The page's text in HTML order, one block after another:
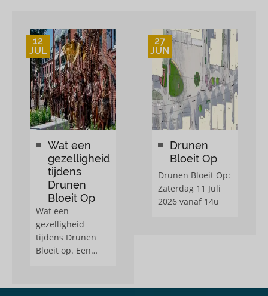
12
JUL
Wat een
gezelligheid
tijdens
Drunen
Bloeit Op
Wat een
gezelligheid
tijdens Drunen
Bloeit op. Een
wethouder, veel
27
JUN
Drunen
Bloeit Op
Drunen Bloeit Op:
Zaterdag 11 Juli
2026 vanaf 14u